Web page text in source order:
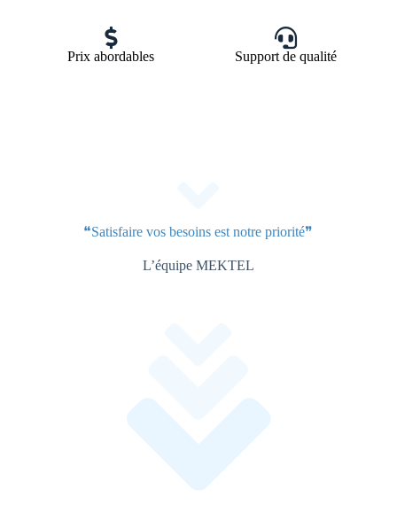
Prix abordables Support de qualité
❝Satisfaire vos besoins est notre priorité❞
L’équipe MEKTEL